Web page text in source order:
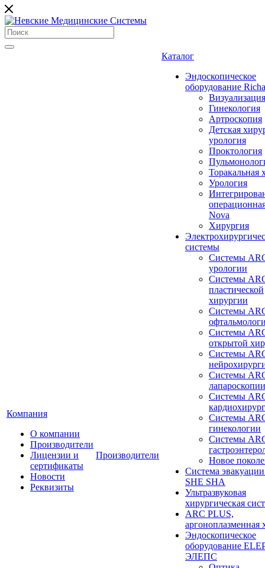
Компания
О компании
Производители
Лицензии и
сертификаты
Новости
Реквизиты
Производители
Каталог
Эндоскопическое
оборудование
Визуализация
Гинекология
Артроскопия
Детская
урология
Проктология
Торакальная
Урология
Nova
Хирургия
системы
Системы
урологии
Системы
пластической
хирургии
Системы
Системы
открытой
Системы
Системы
лапароскопии
Системы
Системы
гинекологии
Системы
Новое
Система
SHE SHA
Ультразвуковая
хирургическая
ARC PLUS,
аргоноплазменная
Эндоскопическое
оборудование
ЭЛЕПС